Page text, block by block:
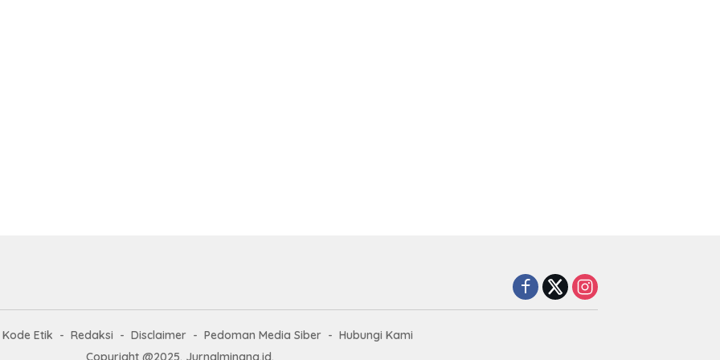
Kode Etik Redaksi Disclaimer Pedoman Media Siber
Hubungi Kami
Copyright @2025. Jurnalminang.id.